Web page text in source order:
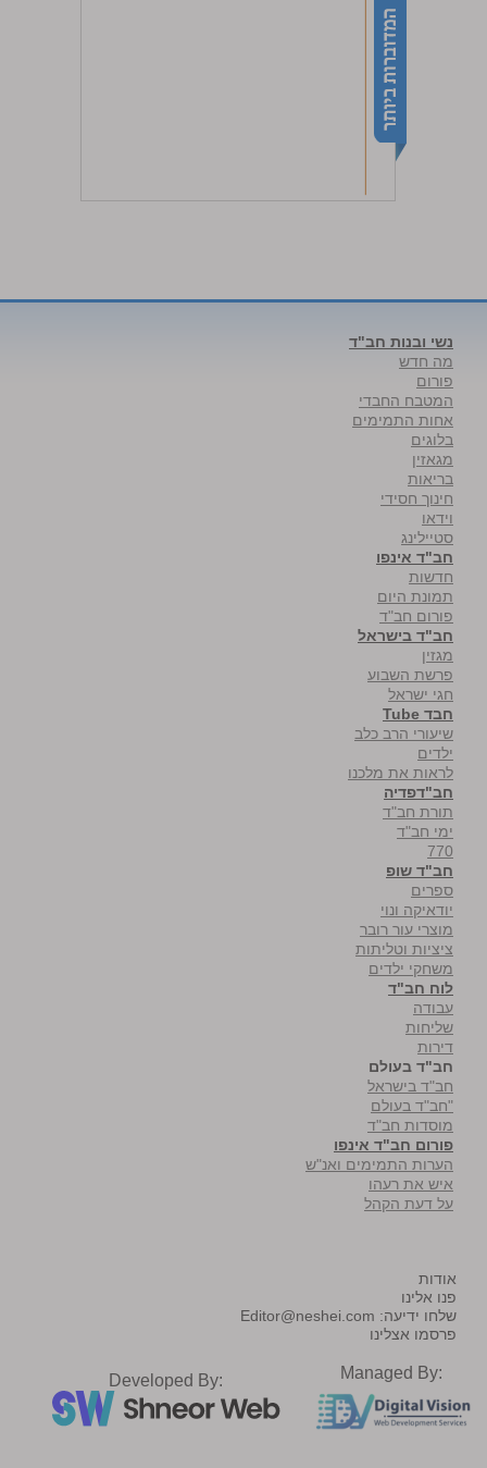
נשי ובנות חב"ד
מה חדש
פורום
המטבח החבדי
אחות התמימים
בלוגים
מגאזין
בריאות
חינוך חסידי
וידאו
סטיילינג
חב"ד אינפו
חדשות
תמונת היום
פורום חב"ד
חב"ד בישראל
מגזין
פרשת השבוע
חגי ישראל
חבד Tube
שיעורי הרב כלב
ילדים
לראות את מלכנו
חב"דפדיה
תורת חב"ד
ימי חב"ד
770
חב"ד שופ
ספרים
יודאיקה ונוי
מוצרי עור רובר
ציציות וטליתות
משחקי ילדים
לוח חב"ד
עבודה
שליחות
דירות
חב"ד בעולם
חב"ד בישראל
"חב"ד בעולם
מוסדות חב"ד
פורום חב"ד אינפו
הערות התמימים ואנ"ש
איש את רעהו
על דעת הקהל
אודות
פנו אלינו
שלחו ידיעה: Editor@neshei.com
פרסמו אצלינו
Developed By: Managed By: